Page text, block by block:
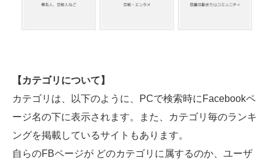
【カテゴリについて】
カテゴリは、以下のように、PCで検索時にFacebookペ
ージ名の下に表示されます。また、カテゴリ毎のランキ
ングを掲載しているサイトもあります。
自らのFBページが どのカテゴリに属するのか、ユーザ